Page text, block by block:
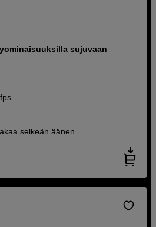
sujuvaan
selkeän äänen